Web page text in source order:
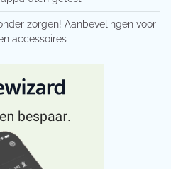
zorgen! Aanbevelingen voor
accessoires